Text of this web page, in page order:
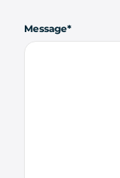
Message